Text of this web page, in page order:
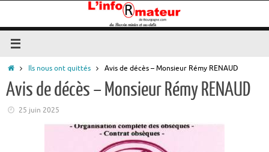
contenu
AccueilIls nous ont quittés Avis de décès – Monsieur Rémy RENAUD
Avis de décès – Monsieur Rémy RENAUD
25 juin 2025